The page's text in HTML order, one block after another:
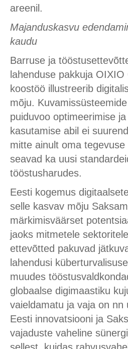
areenil.
Majanduskasvu
kaudu
Barruse ja
lahenduse pakkuja
koostöö illustreerib
mõju.
puiduvoo optimeerimise
kasutamise abil ei
mitte ainult oma tegevuse
seavad ka uusi
tööstusharudes.
Eesti kogemus
selle kasvav mõju
märkimisväärset
jaoks mitmetele
ettevõtted pakuvad
lahendusi
muudes
globaalse digimaastiku
vaieldamatu ja vaja on nn
Eesti innovatsiooni ja
vajaduste vaheline